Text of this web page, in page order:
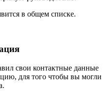
в общем списке.
свои контактные данные
для того чтобы вы могли